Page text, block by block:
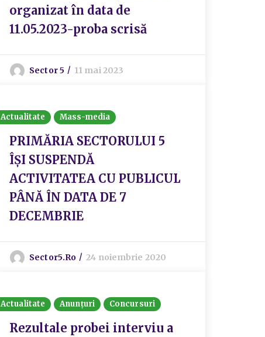
organizat în data de
11.05.2023-proba scrisă
Sector 5 11 mai 2023
Actualitate Mass-media
PRIMĂRIA SECTORULUI 5
ÎȘI SUSPENDĂ
ACTIVITATEA CU PUBLICUL
PÂNĂ ÎN DATA DE 7
DECEMBRIE
Sector5.ro 24 noiembrie 2020
Actualitate Anunțuri Concursuri
Rezultale probei interviu a